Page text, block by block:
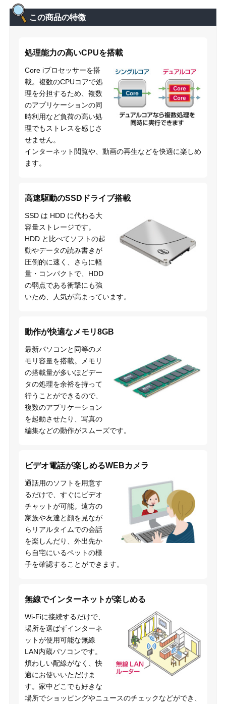
この商品の特徴
処理能力の高いCPUを搭載
Core iプロセッサーを搭
載。複数のCPUコアで処
理を分担するため、複数
のアプリケーションの同
時利用など負荷の高い処
理でもストレスを感じさ
せません。
インターネット閲覧や、動画の再生などを快適に楽しめ
ます。
高速駆動のSSDドライブ搭載
SSD は HDD に代わる大
容量ストレージです。
HDD と比べてソフトの起
動やデータの読み書きが
圧倒的に速く、さらに軽
量・コンパクトで、HDD
の弱点である衝撃にも強
いため、人気が高まっています。
動作が快適なメモリ8GB
最新パソコンと同等のメ
モリ容量を搭載。メモリ
の搭載量が多いほどデー
タの処理を余裕を持って
行うことができるので、
複数のアプリケーション
を起動させたり、写真の
編集などの動作がスムーズです。
ビデオ電話が楽しめるWEBカメラ
通話用のソフトを用意す
るだけで、すぐにビデオ
チャットが可能。遠方の
家族や友達と顔を見なが
らリアルタイムでの会話
を楽しんだり、外出先か
ら自宅にいるペットの様
子を確認することができます。
無線でインターネットが楽しめる
Wi-Fiに接続するだけで、
場所を選ばずインターネ
ットが使用可能な無線
LAN内蔵パソコンです。
煩わしい配線がなく、快
適にお使いいただけま
す。家中どこでも好きな
場所でショッピングやニュースのチェックなどができ、